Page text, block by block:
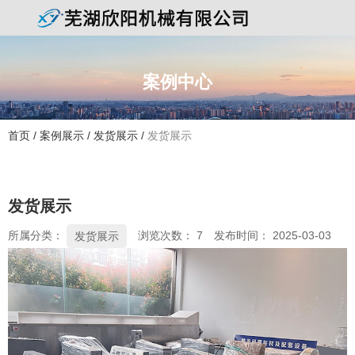
案例中心
首页 / 案例展示 / 发货展示 / 发货展示
发货展示
所属分类： 发货展示 浏览次数： 7 发布时间： 2025-03-03